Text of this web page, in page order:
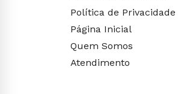
Política de Privacidade
Página Inicial
Quem Somos
Atendimento